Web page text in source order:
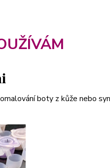
boty z kůže nebo